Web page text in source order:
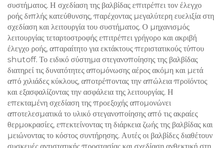
συστήματος. Η σχεδίαση της βαλβίδας επιτρέπει τον έλεγχο
ροής διπλής κατεύθυνσης, παρέχοντας μεγαλύτερη ευελιξία στη
σχεδίαση και λειτουργία του συστήματος. Ο μηχανισμός
λειτουργίας τεταρτοστροφής επιτρέπει γρήγορο και ακριβή
έλεγχο ροής, απαραίτητο για εκτάκτους περιστατικούς τύπου
shutoff. Το ειδικό σύστημα στεγανοποίησης της βαλβίδας
διατηρεί τις δυνατότητες απομόνωσης αέρος ακόμη και μετά
από χιλιάδες κύκλους, αποτρέποντας την απώλεια προϊόντος
και εξασφαλίζοντας την ασφάλεια της λειτουργίας. Η
επεκταμένη σχεδίαση της προεξοχής απομονώνει
αποτελεσματικά το υλικό στεγανοποίησης από τις ακραίες
θερμοκρασίες, επεκτείνοντας τη διάρκεια ζωής της βαλβίδας και
μειώνοντας το κόστος συντήρησης. Αυτές οι βαλβίδες διαθέτουν